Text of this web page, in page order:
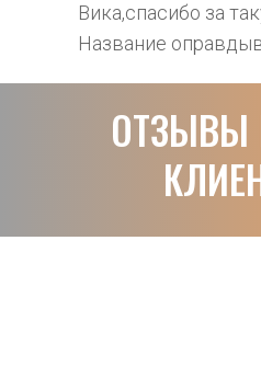
Вика,спасибо за
Название
ОТЗЫВЫ